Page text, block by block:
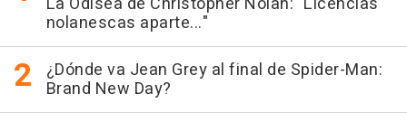
nolanescas aparte..."
¿Dónde va Jean Grey al final de Spider-Man:
Brand New Day?